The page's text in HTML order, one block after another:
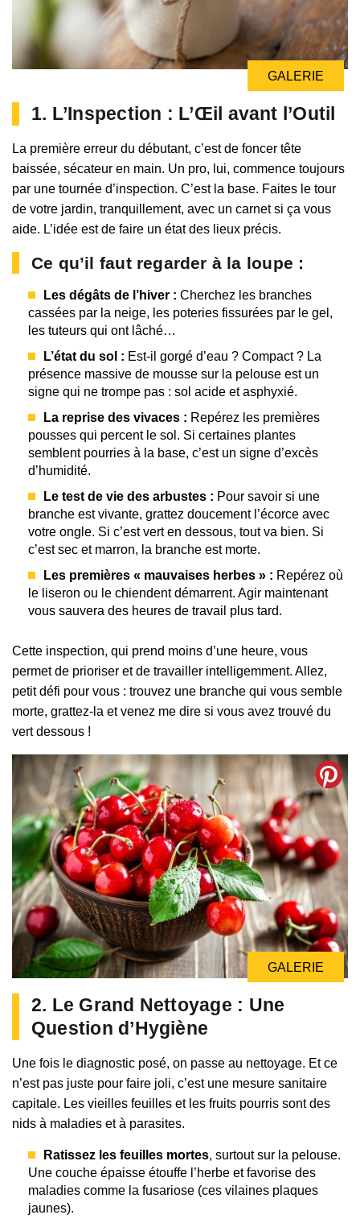
GALERIE
1. L’Inspection : L’Œil avant l’Outil
La première erreur du débutant, c’est de foncer tête
baissée, sécateur en main. Un pro, lui, commence toujours
par une tournée d’inspection. C’est la base. Faites le tour
de votre jardin, tranquillement, avec un carnet si ça vous
aide. L’idée est de faire un état des lieux précis.
Ce qu’il faut regarder à la loupe :
Les dégâts de l’hiver : Cherchez les branches
cassées par la neige, les poteries fissurées par le gel,
les tuteurs qui ont lâché…
L’état du sol : Est-il gorgé d’eau ? Compact ? La
présence massive de mousse sur la pelouse est un
signe qui ne trompe pas : sol acide et asphyxié.
La reprise des vivaces : Repérez les premières
pousses qui percent le sol. Si certaines plantes
semblent pourries à la base, c’est un signe d’excès
d’humidité.
Le test de vie des arbustes : Pour savoir si une
branche est vivante, grattez doucement l’écorce avec
votre ongle. Si c’est vert en dessous, tout va bien. Si
c’est sec et marron, la branche est morte.
Les premières « mauvaises herbes » : Repérez où
le liseron ou le chiendent démarrent. Agir maintenant
vous sauvera des heures de travail plus tard.
Cette inspection, qui prend moins d’une heure, vous
permet de prioriser et de travailler intelligemment. Allez,
petit défi pour vous : trouvez une branche qui vous semble
morte, grattez-la et venez me dire si vous avez trouvé du
vert dessous !
GALERIE
2. Le Grand Nettoyage : Une
Question d’Hygiène
Une fois le diagnostic posé, on passe au nettoyage. Et ce
n’est pas juste pour faire joli, c’est une mesure sanitaire
capitale. Les vieilles feuilles et les fruits pourris sont des
nids à maladies et à parasites.
Ratissez les feuilles mortes, surtout sur la pelouse.
Une couche épaisse étouffe l’herbe et favorise des
maladies comme la fusariose (ces vilaines plaques
jaunes).